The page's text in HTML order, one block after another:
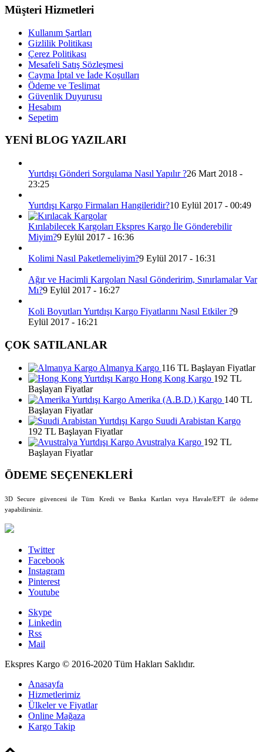
Müşteri Hizmetleri
Kullanım Şartları
Gizlilik Politikası
Çerez Politikası
Mesafeli Satış Sözleşmesi
Cayma İptal ve İade Koşulları
Ödeme ve Teslimat
Güvenlik Duyurusu
Hesabım
Sepetim
YENİ BLOG YAZILARI
Yurtdışı Gönderi Sorgulama Nasıl Yapılır ?26 Mart 2018 -
23:25
Yurtdışı Kargo Firmaları Hangileridir?10 Eylül 2017 - 00:49
Kırılabilecek Kargoları Ekspres Kargo İle Gönderebilir
Miyim?9 Eylül 2017 - 16:36
Kolimi Nasıl Paketlemeliyim?9 Eylül 2017 - 16:31
Ağır ve Hacimli Kargoları Nasıl Gönderirim, Sınırlamalar Var
Mı?9 Eylül 2017 - 16:27
Koli Boyutları Yurtdışı Kargo Fiyatlarını Nasıl Etkiler ?9
Eylül 2017 - 16:21
ÇOK SATILANLAR
Almanya Kargo 116 TL Başlayan Fiyatlar
Hong Kong Kargo 192 TL
Başlayan Fiyatlar
Amerika (A.B.D.) Kargo 140 TL
Başlayan Fiyatlar
Suudi Arabistan Kargo
192 TL Başlayan Fiyatlar
Avustralya Kargo 192 TL
Başlayan Fiyatlar
ÖDEME SEÇENEKLERİ
3D Secure güvencesi ile Tüm Kredi ve Banka Kartları veya Havale/EFT ile ödeme
yapabilirsiniz.
Twitter
Facebook
Instagram
Pinterest
Youtube
Skype
Linkedin
Rss
Mail
Ekspres Kargo © 2016-2020 Tüm Hakları Saklıdır.
Anasayfa
Hizmetlerimiz
Ülkeler ve Fiyatlar
Online Mağaza
Kargo Takip